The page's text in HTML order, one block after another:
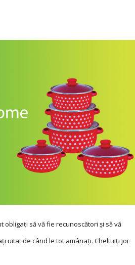
să vă fie recunoscători şi să vă
uitat de când le tot amânaţi. Cheltuiţi joi